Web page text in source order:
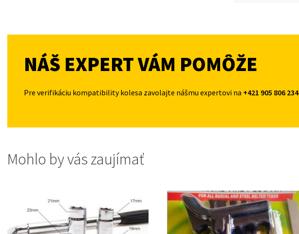
NÁŠ EXPERT VÁM POMÔŽE
Pre verifikáciu kompatibility kolesa zavolajte nášmu expertovi na +421 905 806 234
Mohlo by vás zaujímať